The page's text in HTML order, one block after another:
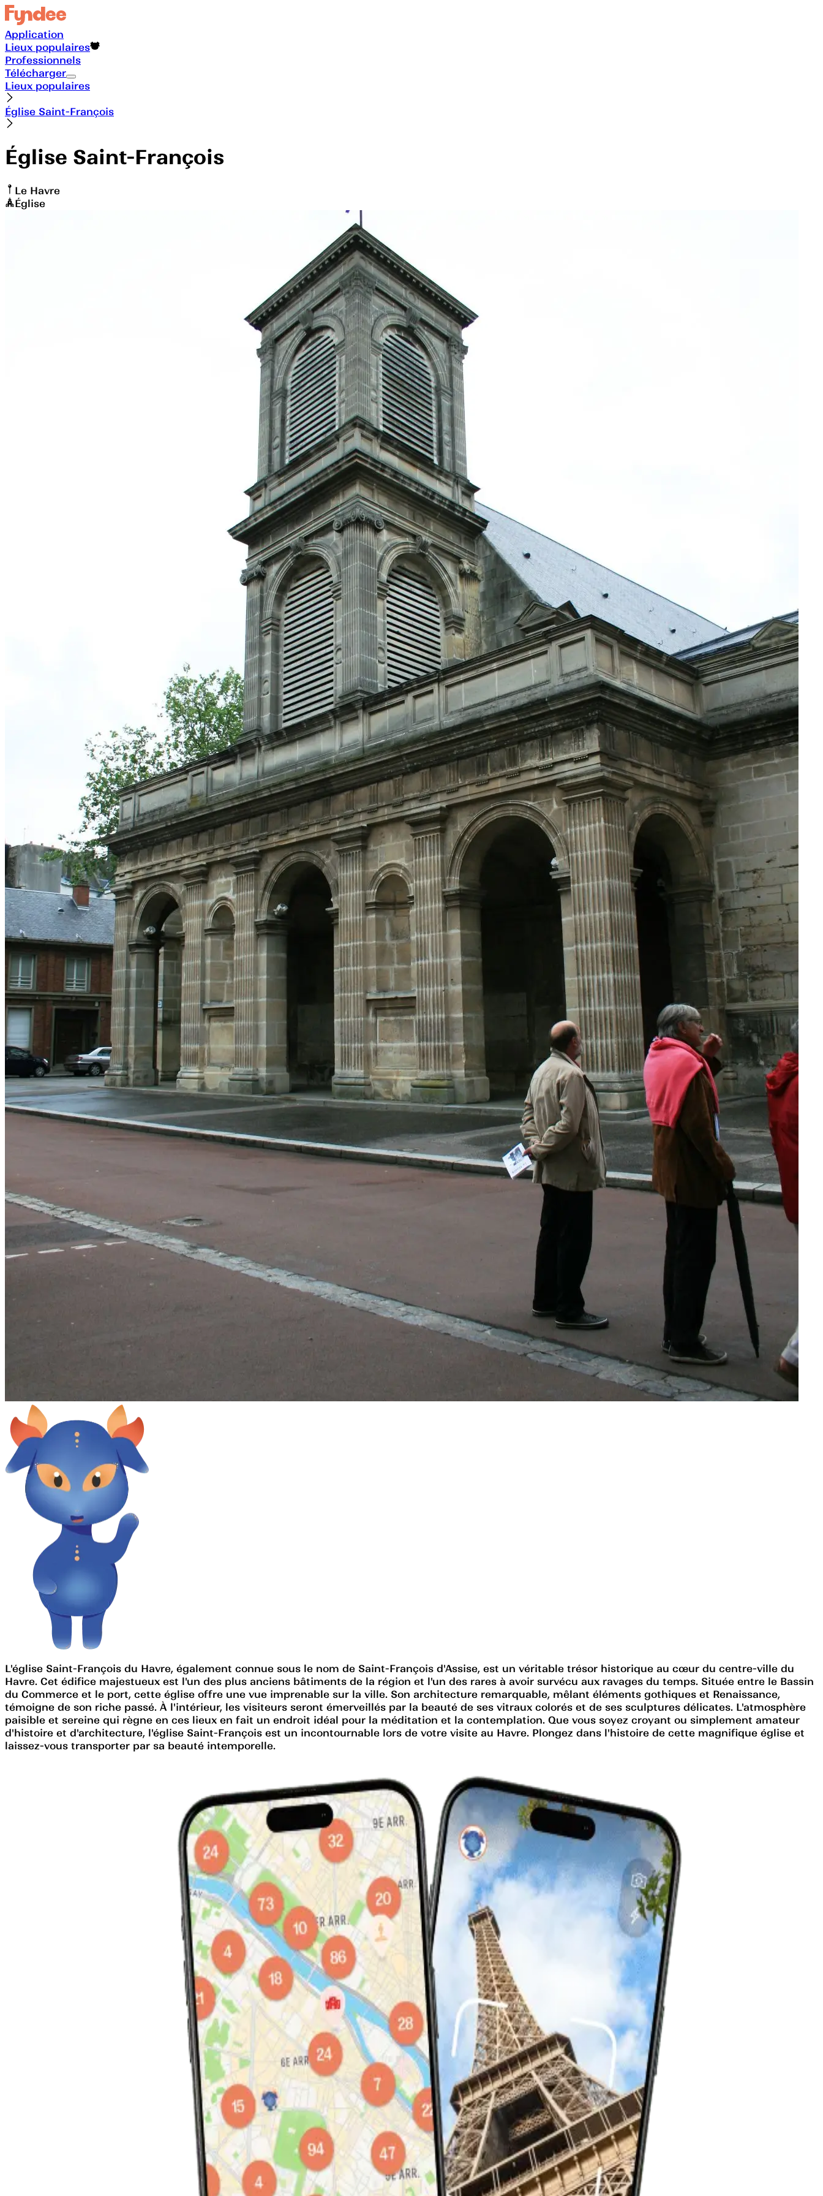
Application
Lieux populaires
Professionnels
Télécharger
Lieux populaires
Église Saint-François
Église Saint-François
Le Havre
Église
L'église Saint-François du Havre, également connue sous le nom de Saint-François d'Assise, est un véritable trésor historique au cœur du centre-ville du
Havre. Cet édifice majestueux est l'un des plus anciens bâtiments de la région et l'un des rares à avoir survécu aux ravages du temps. Située entre le Bassin
du Commerce et le port, cette église offre une vue imprenable sur la ville. Son architecture remarquable, mêlant éléments gothiques et Renaissance,
témoigne de son riche passé. À l'intérieur, les visiteurs seront émerveillés par la beauté de ses vitraux colorés et de ses sculptures délicates. L'atmosphère
paisible et sereine qui règne en ces lieux en fait un endroit idéal pour la méditation et la contemplation. Que vous soyez croyant ou simplement amateur
d'histoire et d'architecture, l'église Saint-François est un incontournable lors de votre visite au Havre. Plongez dans l'histoire de cette magnifique église et
laissez-vous transporter par sa beauté intemporelle.